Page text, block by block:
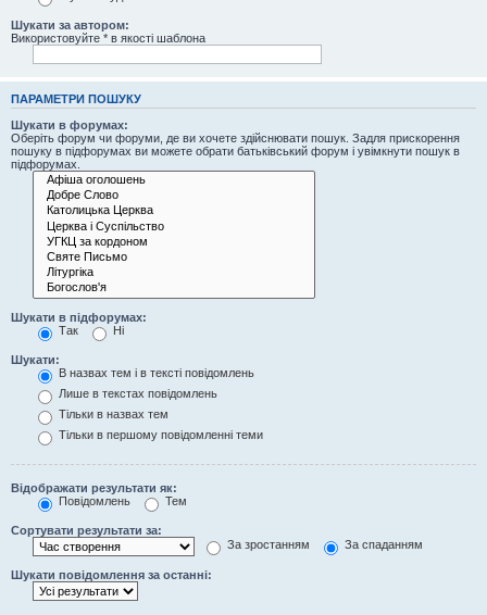
Шукати за автором:
Використовуйте * в якості шаблона
ПАРАМЕТРИ ПОШУКУ
Шукати в форумах:
Оберіть форум чи форуми, де ви хочете здійснювати пошук. Задля прискорення
пошуку в підфорумах ви можете обрати батьківський форум і увімкнути пошук в
підфорумах.
Шукати в підфорумах:
Так
Ні
Шукати:
В назвах тем і в тексті повідомлень
Лише в текстах повідомлень
Тільки в назвах тем
Тільки в першому повідомленні теми
Відображати результати як:
Повідомлень
Тем
Сортувати результати за:
За зростанням
За спаданням
Шукати повідомлення за останні: